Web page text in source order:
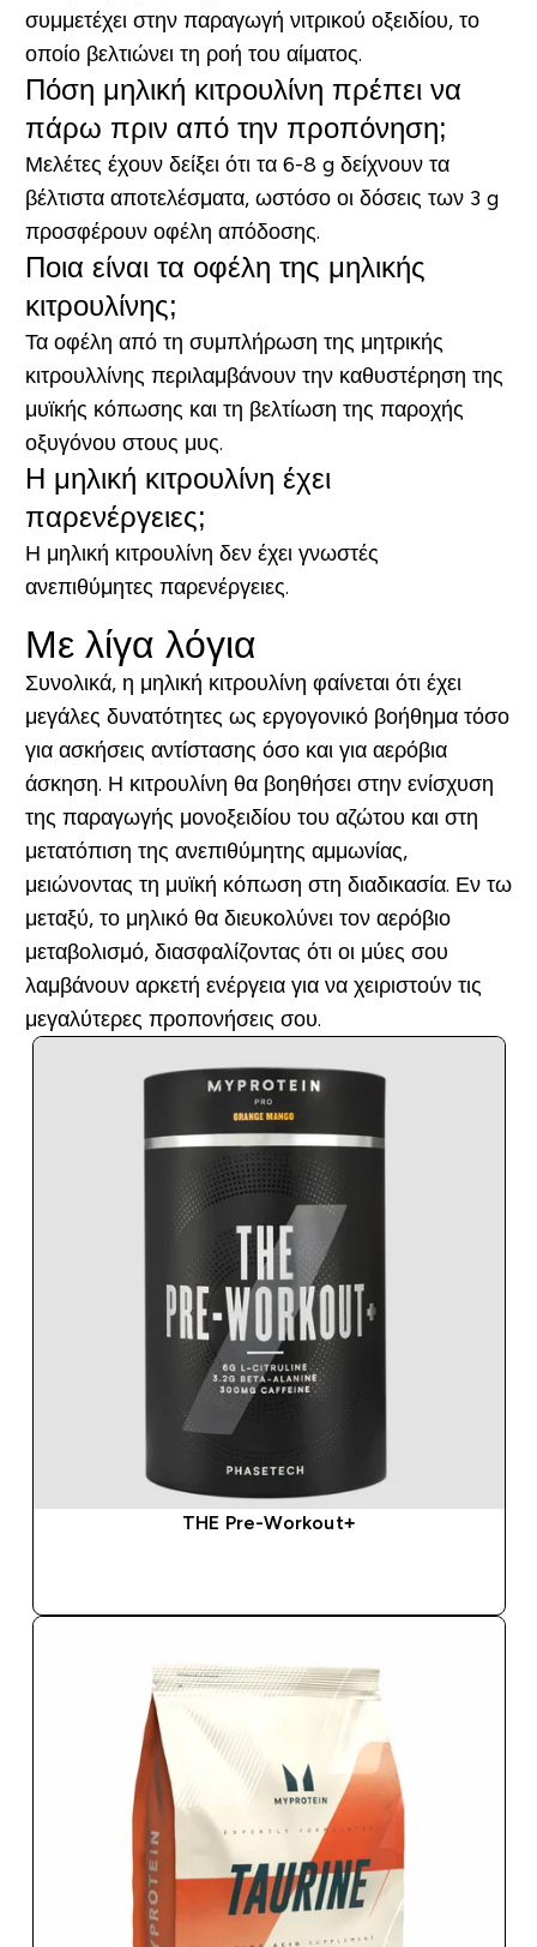
συμμετέχει στην παραγωγή νιτρικού οξειδίου, το
οποίο βελτιώνει τη ροή του αίματος.
Πόση μηλική κιτρουλίνη πρέπει να
πάρω πριν από την προπόνηση;
Μελέτες έχουν δείξει ότι τα 6-8 g δείχνουν τα
βέλτιστα αποτελέσματα, ωστόσο οι δόσεις των 3 g
προσφέρουν οφέλη απόδοσης.
Ποια είναι τα οφέλη της μηλικής
κιτρουλίνης;
Τα οφέλη από τη συμπλήρωση της μητρικής
κιτρουλλίνης περιλαμβάνουν την καθυστέρηση της
μυϊκής κόπωσης και τη βελτίωση της παροχής
οξυγόνου στους μυς.
Η μηλική κιτρουλίνη έχει
παρενέργειες;
Η μηλική κιτρουλίνη δεν έχει γνωστές
ανεπιθύμητες παρενέργειες.
Με λίγα λόγια
Συνολικά, η μηλική κιτρουλίνη φαίνεται ότι έχει
μεγάλες δυνατότητες ως εργογονικό βοήθημα τόσο
για ασκήσεις αντίστασης όσο και για αερόβια
άσκηση. Η κιτρουλίνη θα βοηθήσει στην ενίσχυση
της παραγωγής μονοξειδίου του αζώτου και στη
μετατόπιση της ανεπιθύμητης αμμωνίας,
μειώνοντας τη μυϊκή κόπωση στη διαδικασία. Εν τω
μεταξύ, το μηλικό θα διευκολύνει τον αερόβιο
μεταβολισμό, διασφαλίζοντας ότι οι μύες σου
λαμβάνουν αρκετή ενέργεια για να χειριστούν τις
μεγαλύτερες προπονήσεις σου.
THE Pre-Workout+